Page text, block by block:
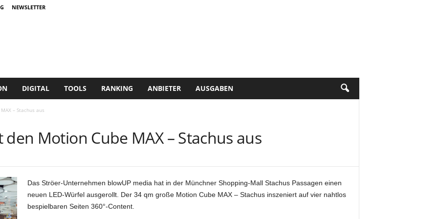
NEWSLETTER
DIGITAL TOOLS RANKING ANBIETER AUSGABEN
– Stachus aus
Motion Cube MAX – Stachus aus
Das Ströer-Unternehmen blowUP media hat in der Münchner Shopping-Mall Stachus Passagen einen
neuen LED-Würfel ausgerollt. Der 34 qm große Motion Cube MAX – Stachus inszeniert auf vier nahtlos
bespielbaren Seiten 360°-Content.